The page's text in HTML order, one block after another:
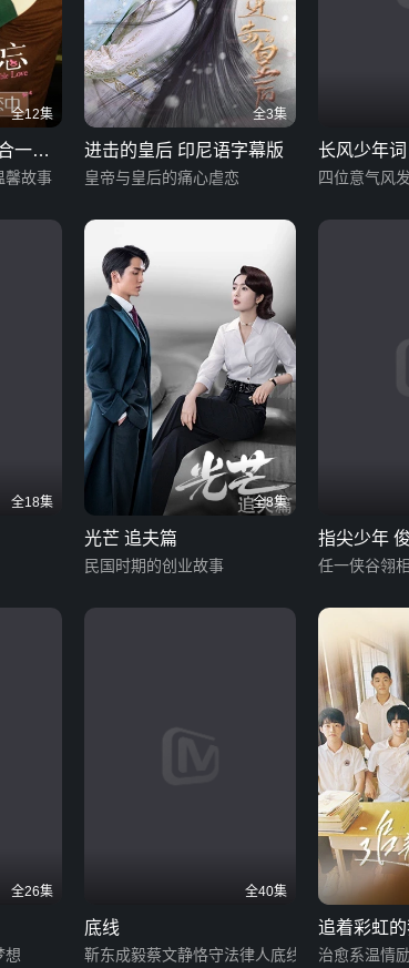
全12集
一夫
馨故事
全3集
进击的皇后 印尼语字幕版
皇帝与皇后的痛心虐恋
长风少年词
四位意气风
全18集 全8集
光芒 追夫篇
民国时期的创业故事
指尖少年
任一侠谷翎
全26集
想
全40集
底线
靳东成毅蔡文静恪守法律人底线
追着彩虹的
治愈系温情